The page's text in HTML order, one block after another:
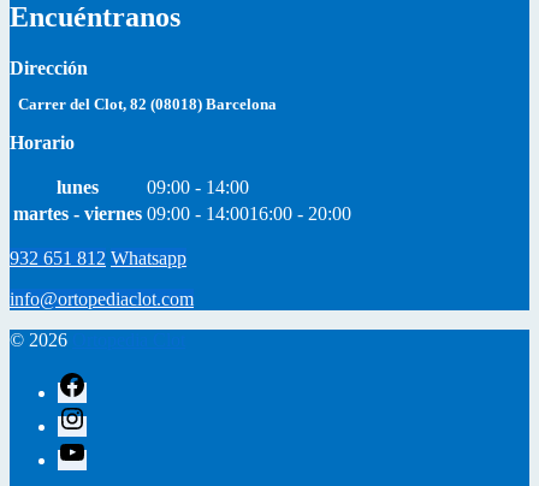
Encuéntranos
Dirección
Carrer del Clot, 82 (08018) Barcelona
Horario
lunes
09:00 - 14:00
martes - viernes 09:00 - 14:0016:00 - 20:00
932 651 812 Whatsapp
info@ortopediaclot.com
© 2026
facebook
instagram
youtube